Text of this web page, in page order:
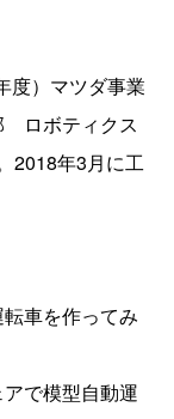
度）マツダ事業
ロボティクス
2018年3月に工
車を作ってみ
模型自動運